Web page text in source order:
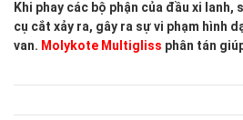
Khi phay các bộ phận của đầu xi lanh,
cụ cắt xảy ra, gây ra sự vi phạm hình
van. Molykote Multigliss phân tán